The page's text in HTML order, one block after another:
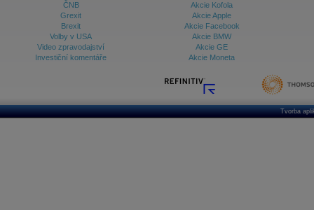
ČNB
Grexit
Brexit
Volby v USA
Video zpravodajství
Investiční komentáře
Akcie Kofola
Akcie Apple
Akcie Facebook
Akcie BMW
Akcie GE
Akcie Moneta
Tvorba